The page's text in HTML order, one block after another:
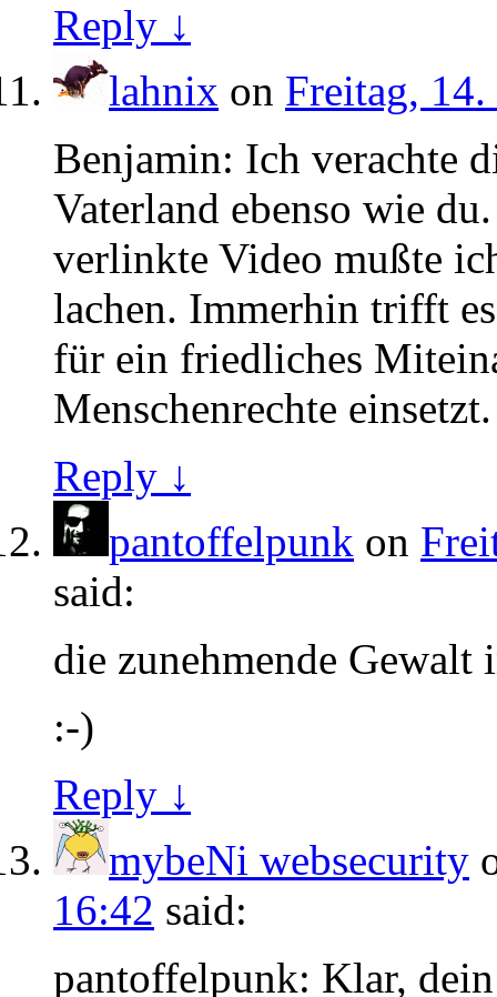
Reply ↓
lahnix on Freitag,
Benjamin: Ich verachte
Vaterland ebenso wie
verlinkte Video mußte
lachen. Immerhin trifft
für ein friedliches
Menschenrechte einsetzt.
Reply ↓
pantoffelpunk on
said:
die zunehmende Gewalt
:-)
Reply ↓
mybeNi websecurity
16:42 said:
pantoffelpunk: Klar,